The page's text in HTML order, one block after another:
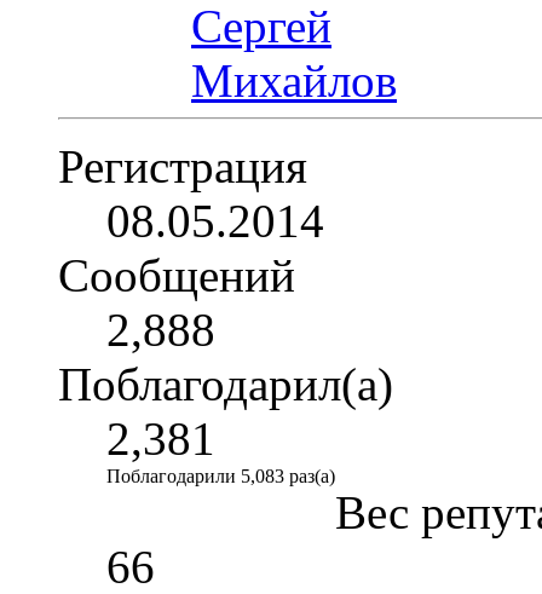
Регистрация
08.05.2014
Сообщений
2,888
Поблагодарил(а)
2,381
Поблагодарили 5,083 раз(а)
Вес
66